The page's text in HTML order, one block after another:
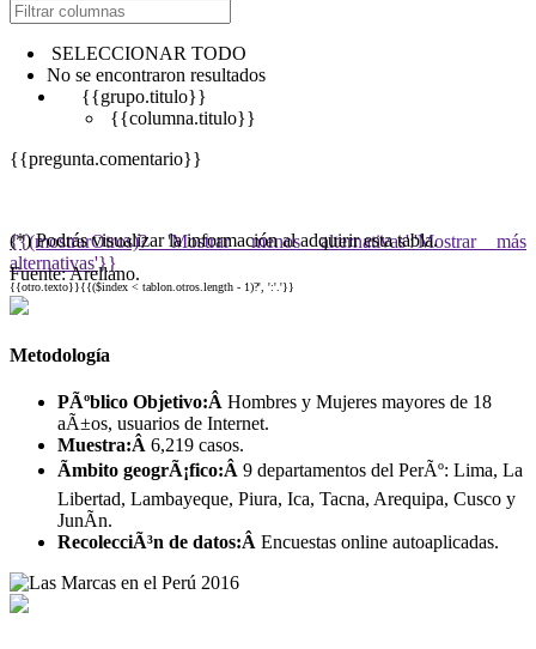
SELECCIONAR TODO
No se encontraron resultados
{{grupo.titulo}}
{{columna.titulo}}
{{pregunta.comentario}}
(*) Podrás visualizar la información al adquirir esta tabla.
Fuente: Arellano.
{{(mostrarOtros)? 'Mostrar menos alternativas':'Mostrar más
alternativas'}}
{{otro.texto}}{{($index < tablon.otros.length - 1)?', ':'.'}}
Metodología
PÃºblico Objetivo:Â Hombres y Mujeres mayores de 18
aÃ±os, usuarios de Internet.
Muestra:Â 6,219 casos.
Ãmbito geogrÃ¡fico:Â 9 departamentos del PerÃº: Lima, La
Libertad, Lambayeque, Piura, Ica, Tacna, Arequipa, Cusco y
JunÃ­n.
RecolecciÃ³n de datos:Â Encuestas online autoaplicadas.